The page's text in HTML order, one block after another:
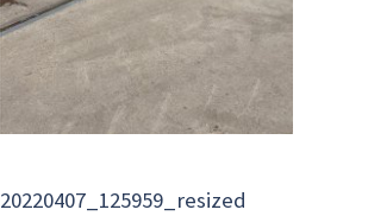
20220407_125959_resized